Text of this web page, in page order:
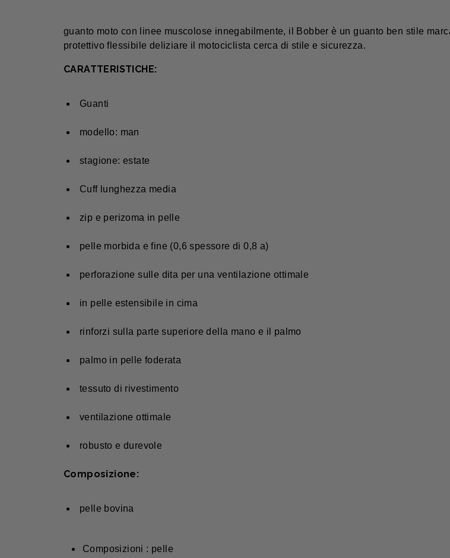
guanto moto con linee muscolose innegabilmente, il Bobber è un guanto ben stile
protettivo flessibile deliziare il motociclista cerca di stile e sicurezza.
CARATTERISTICHE:
Guanti
modello: man
stagione: estate
Cuff lunghezza media
zip e perizoma in pelle
pelle morbida e fine (0,6 spessore di 0,8 a)
perforazione sulle dita per una ventilazione ottimale
in pelle estensibile in cima
rinforzi sulla parte superiore della mano e il palmo
palmo in pelle foderata
tessuto di rivestimento
ventilazione ottimale
robusto e durevole
Composizione:
pelle bovina
Composizioni : pelle